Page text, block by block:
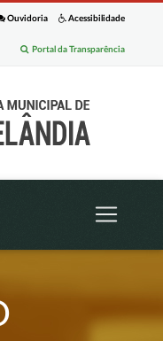
Acessibilidade
Ouvidoria
Portal da Transparência